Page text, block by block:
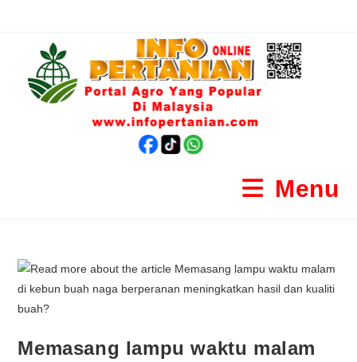
Menu
Memasang lampu waktu malam